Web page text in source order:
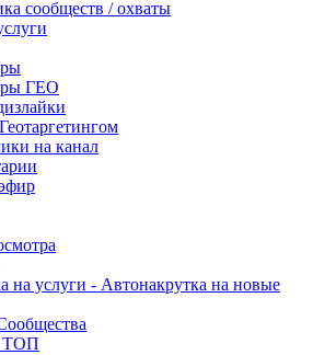
сообществ / охваты
ГЕО
на канал
на услуги - Автонакрутка на новые
ТОП